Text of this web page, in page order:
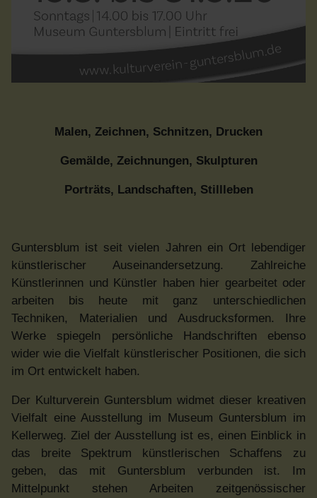
Malen, Zeichnen, Schnitzen, Drucken
Gemälde, Zeichnungen, Skulpturen
Porträts, Landschaften, Stillleben
Guntersblum ist seit vielen Jahren ein Ort lebendiger
künstlerischer Auseinandersetzung. Zahlreiche
Künstlerinnen und Künstler haben hier gearbeitet oder
arbeiten bis heute mit ganz unterschiedlichen
Techniken, Materialien und Ausdrucksformen. Ihre
Werke spiegeln persönliche Handschriften ebenso
wider wie die Vielfalt künstlerischer Positionen, die sich
im Ort entwickelt haben.
Der Kulturverein Guntersblum widmet dieser kreativen
Vielfalt eine Ausstellung im Museum Guntersblum im
Kellerweg. Ziel der Ausstellung ist es, einen Einblick in
das breite Spektrum künstlerischen Schaffens zu
geben, das mit Guntersblum verbunden ist. Im
Mittelpunkt stehen Arbeiten zeitgenössischer